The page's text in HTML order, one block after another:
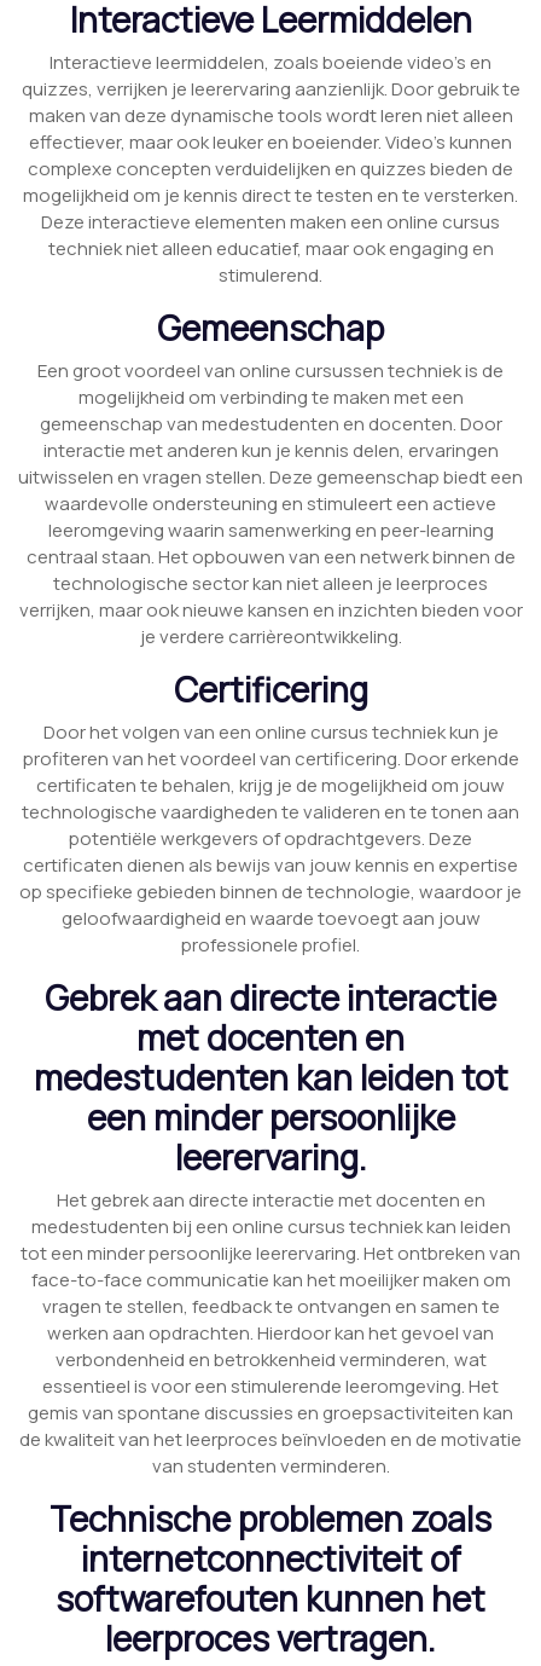
Interactieve Leermiddelen
Interactieve leermiddelen, zoals boeiende video’s en
quizzes, verrijken je leerervaring aanzienlijk. Door gebruik te
maken van deze dynamische tools wordt leren niet alleen
effectiever, maar ook leuker en boeiender. Video’s kunnen
complexe concepten verduidelijken en quizzes bieden de
mogelijkheid om je kennis direct te testen en te versterken.
Deze interactieve elementen maken een online cursus
techniek niet alleen educatief, maar ook engaging en
stimulerend.
Gemeenschap
Een groot voordeel van online cursussen techniek is de
mogelijkheid om verbinding te maken met een
gemeenschap van medestudenten en docenten. Door
interactie met anderen kun je kennis delen, ervaringen
uitwisselen en vragen stellen. Deze gemeenschap biedt een
waardevolle ondersteuning en stimuleert een actieve
leeromgeving waarin samenwerking en peer-learning
centraal staan. Het opbouwen van een netwerk binnen de
technologische sector kan niet alleen je leerproces
verrijken, maar ook nieuwe kansen en inzichten bieden voor
je verdere carrièreontwikkeling.
Certificering
Door het volgen van een online cursus techniek kun je
profiteren van het voordeel van certificering. Door erkende
certificaten te behalen, krijg je de mogelijkheid om jouw
technologische vaardigheden te valideren en te tonen aan
potentiële werkgevers of opdrachtgevers. Deze
certificaten dienen als bewijs van jouw kennis en expertise
op specifieke gebieden binnen de technologie, waardoor je
geloofwaardigheid en waarde toevoegt aan jouw
professionele profiel.
Gebrek aan directe interactie
met docenten en
medestudenten kan leiden tot
een minder persoonlijke
leerervaring.
Het gebrek aan directe interactie met docenten en
medestudenten bij een online cursus techniek kan leiden
tot een minder persoonlijke leerervaring. Het ontbreken van
face-to-face communicatie kan het moeilijker maken om
vragen te stellen, feedback te ontvangen en samen te
werken aan opdrachten. Hierdoor kan het gevoel van
verbondenheid en betrokkenheid verminderen, wat
essentieel is voor een stimulerende leeromgeving. Het
gemis van spontane discussies en groepsactiviteiten kan
de kwaliteit van het leerproces beïnvloeden en de motivatie
van studenten verminderen.
Technische problemen zoals
internetconnectiviteit of
softwarefouten kunnen het
leerproces vertragen.